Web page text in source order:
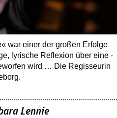
war einer der großen Erfolge
lyrische Reflexion über eine
wird … Die Regisseurin
Lennie